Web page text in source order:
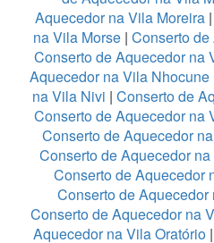
Aquecedor na Vila Moreira|
na Vila Morse| Conserto
Conserto de Aquecedor na
Aquecedor na Vila Nhocune
na Vila Nivi | Conserto de
Conserto de Aquecedor na
Conserto de Aquecedor
Conserto de Aquecedor
Conserto de Aquecedor
Conserto de
Conserto de Aquecedor na
Aquecedor na Vila Oratório |